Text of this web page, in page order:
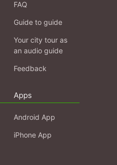
FAQ
Guide to guide
Your city tour as
an audio guide
Feedback
Apps
Android App
iPhone App